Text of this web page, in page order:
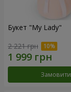
Букет "My Lady"
2 221 грн
Замовити